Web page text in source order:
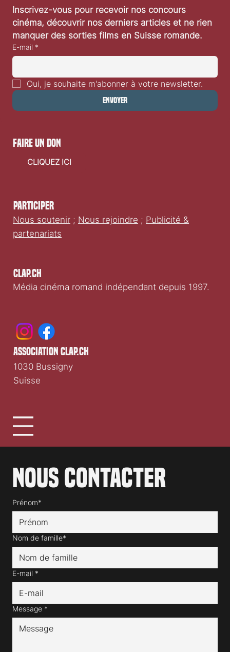
Un parterre de stars attendues à Locarno79
Inscrivez-vous pour recevoir nos concours
cinéma, découvrir nos derniers articles et ne rien
manquer des sorties films en Suisse romande.
E-mail *
Oui, je souhaite m'abonner à votre newsletter.
Envoyer
Clap.ch
Média cinéma romand indépendant depuis 1997.
Participer
Nous soutenir ; Nous rejoindre ; Publicité &
partenariats
Nous contacter
Prénom*
Nom de famille*
E-mail *
Message *
faire un don
CLIQUEZ ICI
association clap.ch
1030 Bussigny
Suisse